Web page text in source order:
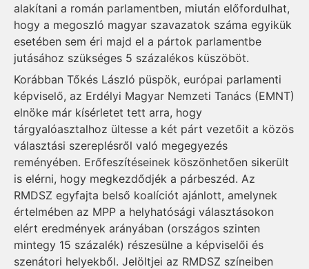
alakítani a román parlamentben, miután előfordulhat,
hogy a megoszló magyar szavazatok száma egyikük
esetében sem éri majd el a pártok parlamentbe
jutásához szükséges 5 százalékos küszöböt.
Korábban Tőkés László püspök, európai parlamenti
képviselő, az Erdélyi Magyar Nemzeti Tanács (EMNT)
elnöke már kísérletet tett arra, hogy
tárgyalóasztalhoz ültesse a két párt vezetőit a közös
választási szereplésről való megegyezés
reményében. Erőfeszítéseinek köszönhetően sikerült
is elérni, hogy megkezdődjék a párbeszéd. Az
RMDSZ egyfajta belső koalíciót ajánlott, amelynek
értelmében az MPP a helyhatósági választásokon
elért eredmények arányában (országos szinten
mintegy 15 százalék) részesülne a képviselői és
szenátori helyekből. Jelöltjei az RMDSZ színeiben